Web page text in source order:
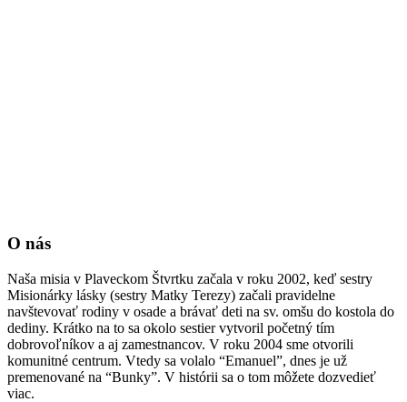
O nás
Naša misia v Plaveckom Štvrtku začala v roku 2002, keď sestry
Misionárky lásky (sestry Matky Terezy) začali pravidelne
navštevovať rodiny v osade a brávať deti na sv. omšu do kostola do
dediny. Krátko na to sa okolo sestier vytvoril početný tím
dobrovoľníkov a aj zamestnancov. V roku 2004 sme otvorili
komunitné centrum. Vtedy sa volalo “Emanuel”, dnes je už
premenované na “Bunky”. V histórii sa o tom môžete dozvedieť
viac.